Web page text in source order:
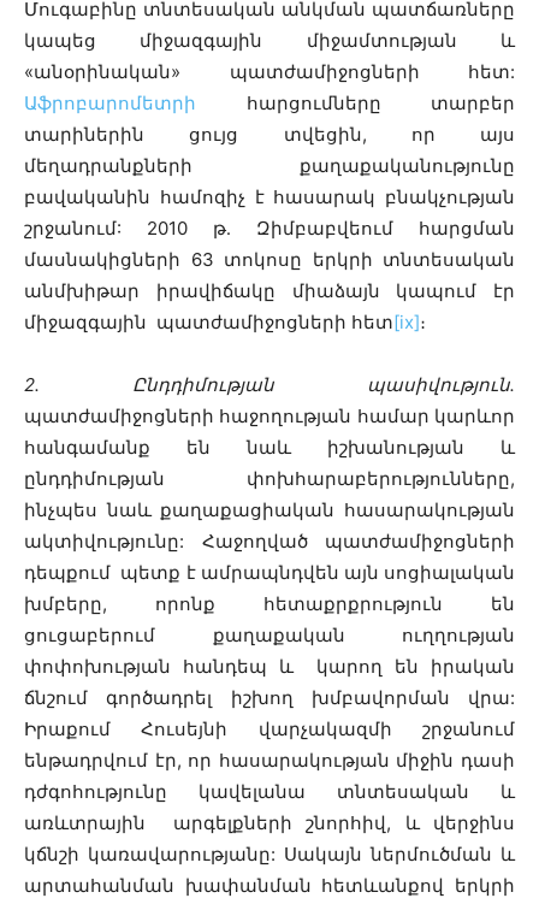
Մուգաբինը տնտեսական անկման պատճառները
կապեց միջազգային միջամտության և
«անօրինական» պատժամիջոցների հետ:
Աֆրոբարոմետրի հարցումները տարբեր
տարիներին ցույց տվեցին, որ այս
մեղադրանքների քաղաքականությունը
բավականին համոզիչ է հասարակ բնակչության
շրջանում: 2010 թ․ Զիմբաբվեում հարցման
մասնակիցների 63 տոկոսը երկրի տնտեսական
անմխիթար իրավիճակը միաձայն կապում էր
միջազգային պատժամիջոցների հետ[ix]։
2․ Ընդդիմության պասիվություն․
պատժամիջոցների հաջողության համար կարևոր
հանգամանք են նաև իշխանության և
ընդդիմության փոխհարաբերությունները,
ինչպես նաև քաղաքացիական հասարակության
ակտիվությունը: Հաջողված պատժամիջոցների
դեպքում պետք է ամրապնդվեն այն սոցիալական
խմբերը, որոնք հետաքրքրություն են
ցուցաբերում քաղաքական ուղղության
փոփոխության հանդեպ և կարող են իրական
ճնշում գործադրել իշխող խմբավորման վրա:
Իրաքում Հուսեյնի վարչակազմի շրջանում
ենթադրվում էր, որ հասարակության միջին դասի
դժգոհությունը կավելանա տնտեսական և
առևտրային արգելքների շնորհիվ, և վերջինս
կճնշի կառավարությանը: Սակայն ներմուծման և
արտահանման խափանման հետևանքով երկրի